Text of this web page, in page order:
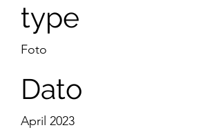
type
Foto
Dato
April 2023